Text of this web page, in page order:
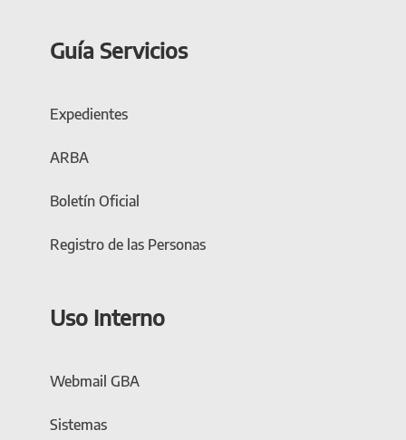
Guía Servicios
Expedientes
ARBA
Boletín Oficial
Registro de las Personas
Uso Interno
Webmail GBA
Sistemas